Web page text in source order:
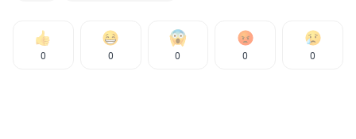
0 0 0 0 0